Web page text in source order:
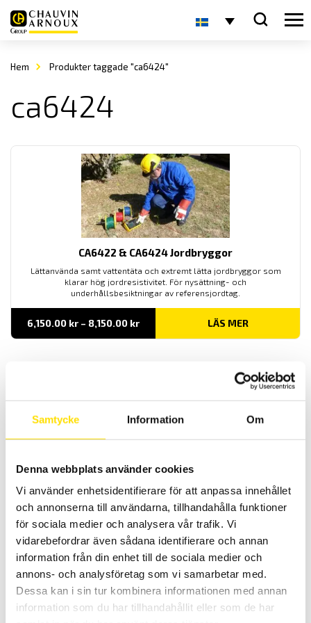
Samtycke Information Om
Denna webbplats använder cookies
Vi använder enhetsidentifierare för att anpassa innehållet
och annonserna till användarna, tillhandahålla funktioner
för sociala medier och analysera vår trafik. Vi
vidarebefordrar även sådana identifierare och annan
information från din enhet till de sociala medier och
annons- och analysföretag som vi samarbetar med.
Dessa kan i sin tur kombinera informationen med annan
information som du har tillhandahållit eller som de har
Hem Produkter taggade "ca6424"
ca6424
CA6422 & CA6424 Jordbryggor
Lättanvända samt vattentäta och extremt lätta jordbryggor som
klarar hög jordresistivitet. För nysättning- och
underhållsbesiktningar av referensjordtag.
6,150.00 kr – 8,150.00 krPrisintervall:
till
LÄS MER
Tillbehör för jordtagsmätning
Tillbehör för jordbryggor CA6422, CA6424, CA6460, CA6462,
420.00 kr –5,110.00 krPrisintervall:
420.00 kr
5,110.00 kr
LÄS MER